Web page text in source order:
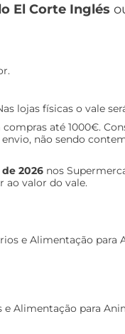
El Corte Inglés
lojas físicas o vale
compras até 1000€.
não sendo
2026 nos
ao valor do vale.
e Alimentação para
Alimentação para